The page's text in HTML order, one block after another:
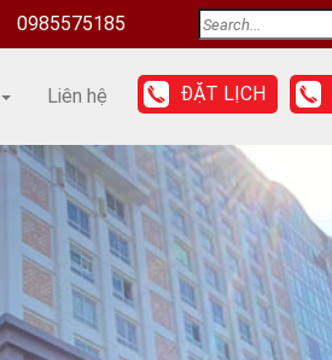
0985575185
Liên hệ ĐẶT LỊCH